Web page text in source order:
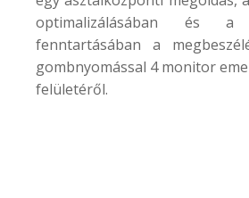
optimalizálásában és a
fenntartásában a
gombnyomással 4 monitor
felületéről.